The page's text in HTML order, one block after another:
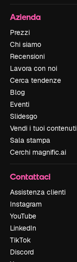
Azienda
Prezzi
Chi siamo
Recensioni
Lavora con noi
Cerca tendenze
Blog
Eventi
Slidesgo
Vendi i tuoi contenuti
Sala stampa
Cerchi magnific.ai
Contattaci
Assistenza clienti
Instagram
YouTube
LinkedIn
TikTok
Discord